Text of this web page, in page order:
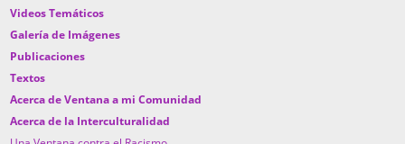
Videos Temáticos
Galería de Imágenes
Publicaciones
Textos
Acerca de Ventana a mi Comunidad
Acerca de la Interculturalidad